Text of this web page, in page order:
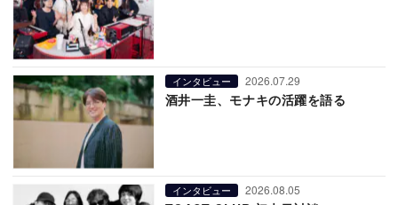
インタビュー 2026.07.29
酒井一圭、モナキの活躍を語る
インタビュー 2026.08.05